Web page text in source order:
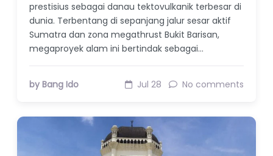
prestisius sebagai danau tektovulkanik terbesar di
dunia. Terbentang di sepanjang jalur sesar aktif
Sumatra dan zona megathrust Bukit Barisan,
megaproyek alam ini bertindak sebagai…
by Bang Ido Jul 28 No comments